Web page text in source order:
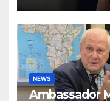
NEWS
Ambassador